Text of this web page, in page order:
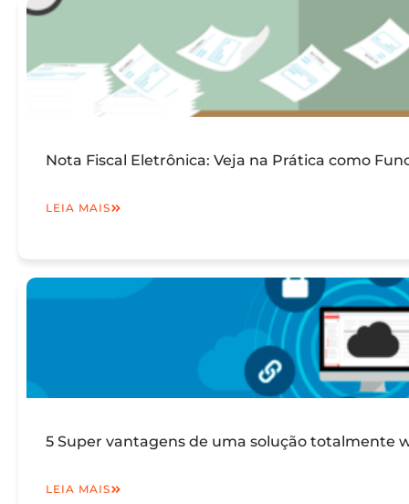
Nota Fiscal Eletrônica: Veja na Prática como
LEIA MAIS
5 Super vantagens de uma solução totalmente
LEIA MAIS